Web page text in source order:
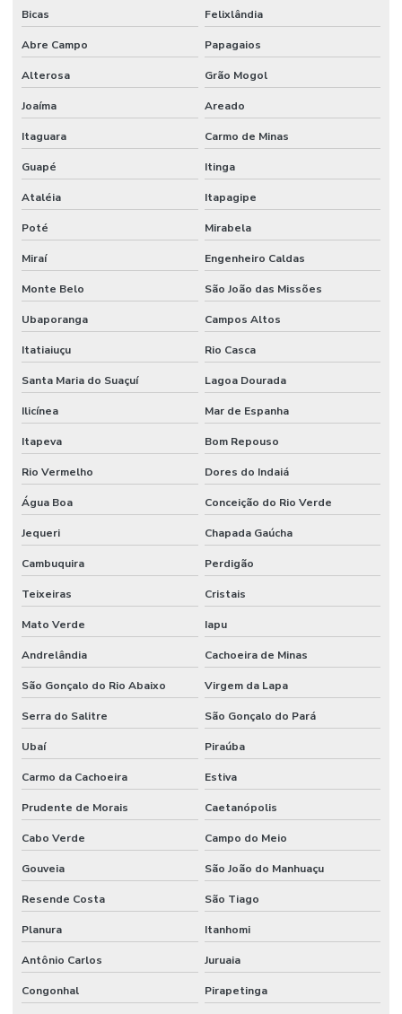
Serviços De Impermeabilização Predial
Serviços De Manutenção Predial De Qualidade
Serviços De Manutenção Preventiva
Serviços de gestão de ativos e manutenção
Serviços de manutenção industrial e corporativa
Serviços de manutenção preventiva industrial
Serviços de mão de obra
Serviços de mão de obra terceirizada
Serviços Profissionais De Manutenção Preventiva
Serviços de terceirização de mão de obra
Sistemas De Monitoramento Preditivo
Soluções de engenharia e manutenção
Soluções de engenharia para manutenção industrial
Terceirização de jardinagem
Terceirização de limpeza
Terceirização de manutenção predial
Terceirização de mão de obra
Terceirização de mão de obra industrial
Terceirização de mão de obra técnica
Terceirização de serviços de manutenção predial
Bicas Felixlândia
Abre Campo Papagaios
Alterosa Grão Mogol
Joaíma Areado
Itaguara Carmo de Minas
Guapé Itinga
Ataléia Itapagipe
Poté Mirabela
Miraí Engenheiro Caldas
Monte Belo São João das Missões
Ubaporanga Campos Altos
Itatiaiuçu Rio Casca
Santa Maria do Suaçuí Lagoa Dourada
Ilicínea Mar de Espanha
Itapeva Bom Repouso
Rio Vermelho Dores do Indaiá
Água Boa Conceição do Rio Verde
Jequeri Chapada Gaúcha
Cambuquira Perdigão
Teixeiras Cristais
Mato Verde Iapu
Andrelândia Cachoeira de Minas
São Gonçalo do Rio Abaixo Virgem da Lapa
Serra do Salitre São Gonçalo do Pará
Ubaí Piraúba
Carmo da Cachoeira Estiva
Prudente de Morais Caetanópolis
Cabo Verde Campo do Meio
Gouveia São João do Manhuaçu
Resende Costa São Tiago
Planura Itanhomi
Antônio Carlos Juruaia
Congonhal Pirapetinga